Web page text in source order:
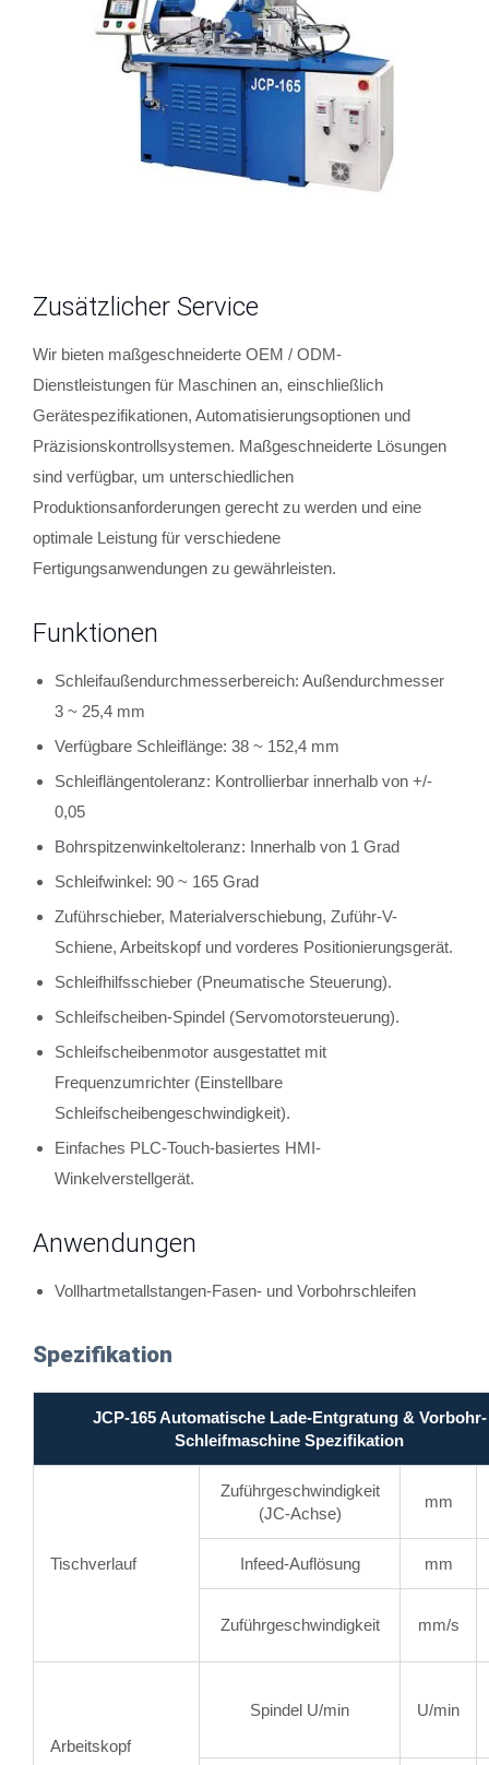
Zusätzlicher Service
Wir bieten maßgeschneiderte OEM / ODM-
Dienstleistungen für Maschinen an, einschließlich
Gerätespezifikationen, Automatisierungsoptionen und
Präzisionskontrollsystemen. Maßgeschneiderte Lösungen
sind verfügbar, um unterschiedlichen
Produktionsanforderungen gerecht zu werden und eine
optimale Leistung für verschiedene
Fertigungsanwendungen zu gewährleisten.
Funktionen
Schleifaußendurchmesserbereich: Außendurchmesser
3 ~ 25,4 mm
Verfügbare Schleiflänge: 38 ~ 152,4 mm
Schleiflängentoleranz: Kontrollierbar innerhalb von +/-
0,05
Bohrspitzenwinkeltoleranz: Innerhalb von 1 Grad
Schleifwinkel: 90 ~ 165 Grad
Zuführschieber, Materialverschiebung, Zuführ-V-
Schiene, Arbeitskopf und vorderes Positionierungsgerät.
Schleifhilfsschieber (Pneumatische Steuerung).
Schleifscheiben-Spindel (Servomotorsteuerung).
Schleifscheibenmotor ausgestattet mit
Frequenzumrichter (Einstellbare
Schleifscheibengeschwindigkeit).
Einfaches PLC-Touch-basiertes HMI-
Winkelverstellgerät.
Anwendungen
Vollhartmetallstangen-Fasen- und Vorbohrschleifen
Spezifikation
JCP-165 Automatische Lade-Entgratung & Vorbohr-
Schleifmaschine Spezifikation
Tischverlauf
Zuführgeschwindigkeit
(JC-Achse)
mm
Infeed-Auflösung mm
Zuführgeschwindigkeit mm/s
Arbeitskopf
Spindel U/min U/min